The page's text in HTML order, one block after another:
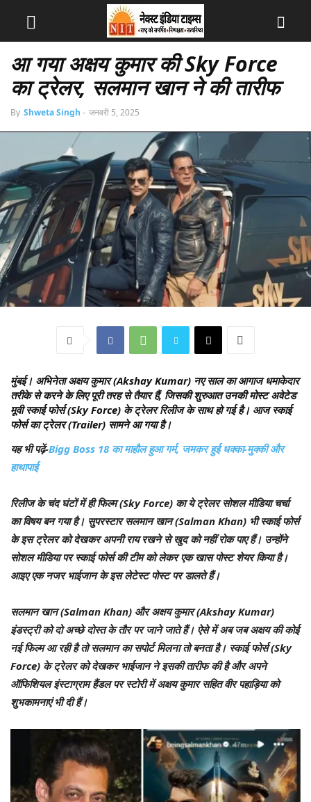
आ गया अक्षय कुमार की Sky Force
का ट्रेलर, सलमान खान ने की तारीफ
By Shweta Singh - जनवरी 5, 2025
मुंबई। अभिनेता अक्षय कुमार (Akshay Kumar) नए साल का आगाज धमाकेदार
तरीके से करने के लिए पूरी तरह से तैयार हैं, जिसकी शुरुआत उनकी मोस्ट अवेटेड
मूवी स्काई फोर्स (Sky Force) के ट्रेलर रिलीज के साथ हो गई है। आज स्काई
फोर्स का ट्रेलर (Trailer) सामने आ गया है।
यह भी पढ़ें-Bigg Boss 18 का माहौल हुआ गर्म, जमकर हुई धक्का-मुक्की और
हाथापाई
रिलीज के चंद घंटों में ही फिल्म (Sky Force) का ये ट्रेलर सोशल मीडिया चर्चा
का विषय बन गया है। सुपरस्टार सलमान खान (Salman Khan) भी स्काई फोर्स
के इस ट्रेलर को देखकर अपनी राय रखने से खुद को नहीं रोक पाए हैं। उन्होंने
सोशल मीडिया पर स्काई फोर्स की टीम को लेकर एक खास पोस्ट शेयर किया है।
आइए एक नजर भाईजान के इस लेटेस्ट पोस्ट पर डालते हैं।
सलमान खान (Salman Khan) और अक्षय कुमार (Akshay Kumar)
इंडस्ट्री को दो अच्छे दोस्त के तौर पर जाने जाते हैं। ऐसे में अब जब अक्षय की कोई
नई फिल्म आ रही है तो सलमान का सपोर्ट मिलना तो बनता है। स्काई फोर्स (Sky
Force) के ट्रेलर को देखकर भाईजान ने इसकी तारीफ की है और अपने
ऑफिशियल इंस्टाग्राम हैंडल पर स्टोरी में अक्षय कुमार सहित वीर पहाड़िया को
शुभकामनाएं भी दी हैं।